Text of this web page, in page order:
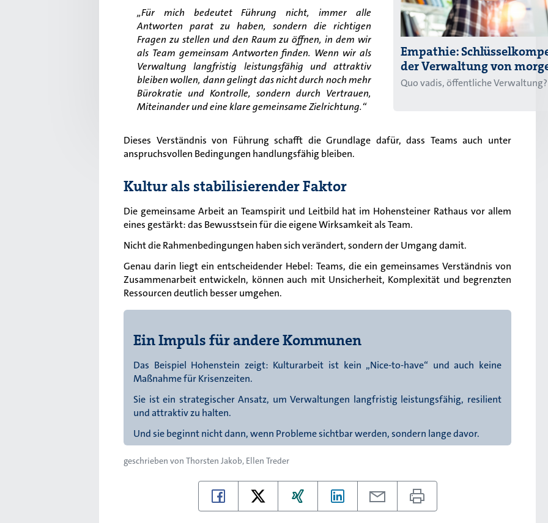
Empathie:
der Verwaltung von
Quo vadis, öffentliche Verwaltung?
„Für mich bedeutet Führung nicht, immer alle
Antworten parat zu haben, sondern die richtigen
Fragen zu stellen und den Raum zu öffnen, in dem wir
als Team gemeinsam Antworten finden. Wenn wir als
Verwaltung langfristig leistungsfähig und attraktiv
bleiben wollen, dann gelingt das nicht durch noch mehr
Bürokratie und Kontrolle, sondern durch Vertrauen,
Miteinander und eine klare gemeinsame Zielrichtung.“
Dieses Verständnis von Führung schafft die Grundlage dafür, dass Teams auch unter
anspruchsvollen Bedingungen handlungsfähig bleiben.
Kultur als stabilisierender Faktor
Die gemeinsame Arbeit an Teamspirit und Leitbild hat im Hohensteiner Rathaus vor allem
eines gestärkt: das Bewusstsein für die eigene Wirksamkeit als Team.
Nicht die Rahmenbedingungen haben sich verändert, sondern der Umgang damit.
Genau darin liegt ein entscheidender Hebel: Teams, die ein gemeinsames Verständnis von
Zusammenarbeit entwickeln, können auch mit Unsicherheit, Komplexität und begrenzten
Ressourcen deutlich besser umgehen.
Ein Impuls für andere Kommunen
Das Beispiel Hohenstein zeigt: Kulturarbeit ist kein „Nice-to-have“ und auch keine
Maßnahme für Krisenzeiten.
Sie ist ein strategischer Ansatz, um Verwaltungen langfristig leistungsfähig, resilient
und attraktiv zu halten.
Und sie beginnt nicht dann, wenn Probleme sichtbar werden, sondern lange davor.
geschrieben von Thorsten Jakob Ellen Treder